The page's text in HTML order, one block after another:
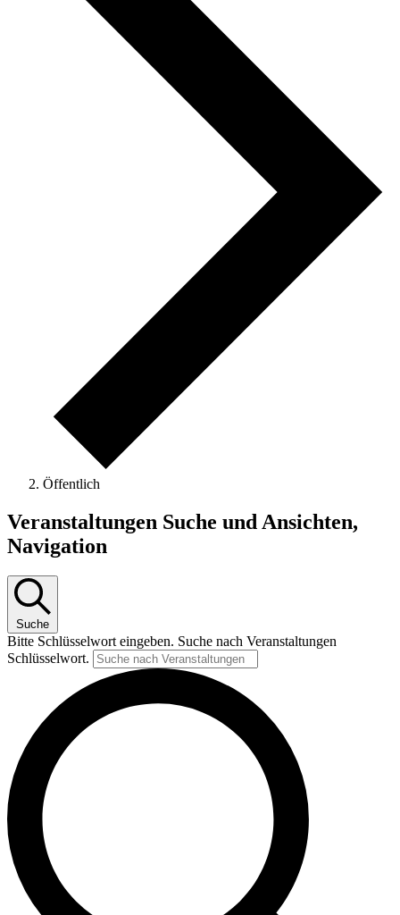
Öffentlich
Veranstaltungen Suche und Ansichten,
Navigation
Suche
Bitte Schlüsselwort eingeben. Suche nach Veranstaltungen
Schlüsselwort.